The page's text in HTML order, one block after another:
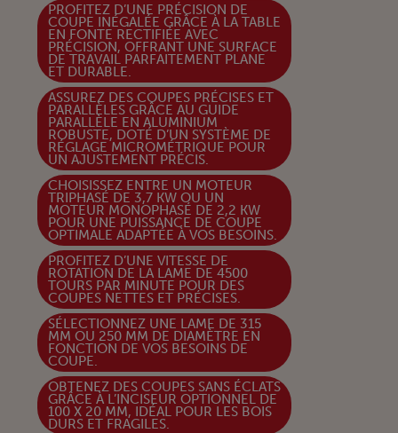
PROFITEZ D’UNE PRÉCISION DE
COUPE INÉGALÉE GRÂCE À LA TABLE
EN FONTE RECTIFIÉE AVEC
PRÉCISION, OFFRANT UNE SURFACE
DE TRAVAIL PARFAITEMENT PLANE
ET DURABLE.
ASSUREZ DES COUPES PRÉCISES ET
PARALLÈLES GRÂCE AU GUIDE
PARALLÈLE EN ALUMINIUM
ROBUSTE, DOTÉ D’UN SYSTÈME DE
RÉGLAGE MICROMÉTRIQUE POUR
UN AJUSTEMENT PRÉCIS.
CHOISISSEZ ENTRE UN MOTEUR
TRIPHASÉ DE 3,7 KW OU UN
MOTEUR MONOPHASÉ DE 2,2 KW
POUR UNE PUISSANCE DE COUPE
OPTIMALE ADAPTÉE À VOS BESOINS.
PROFITEZ D’UNE VITESSE DE
ROTATION DE LA LAME DE 4500
TOURS PAR MINUTE POUR DES
COUPES NETTES ET PRÉCISES.
SÉLECTIONNEZ UNE LAME DE 315
MM OU 250 MM DE DIAMÈTRE EN
FONCTION DE VOS BESOINS DE
COUPE.
OBTENEZ DES COUPES SANS ÉCLATS
GRÂCE À L’INCISEUR OPTIONNEL DE
100 X 20 MM, IDÉAL POUR LES BOIS
DURS ET FRAGILES.